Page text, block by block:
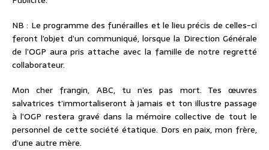
NB : Le programme des funérailles et le lieu précis de celles-ci
feront l’objet d’un communiqué, lorsque la Direction Générale
de l’OGP aura pris attache avec la famille de notre regretté
collaborateur.
Mon cher frangin, ABC, tu n’es pas mort. Tes œuvres
salvatrices t’immortaliseront à jamais et ton illustre passage
à l’OGP restera gravé dans la mémoire collective de tout le
personnel de cette société étatique. Dors en paix, mon frère,
d’une autre mère.